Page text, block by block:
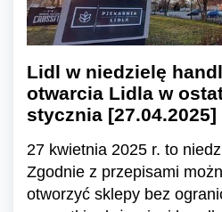
Lidl w niedzielę
otwarcia Lidla w
stycznia [27.04.2025]
27 kwietnia 2025 r. to
Zgodnie z przepisami
otworzyć sklepy bez